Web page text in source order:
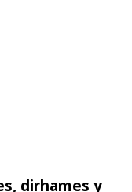
dirhames y